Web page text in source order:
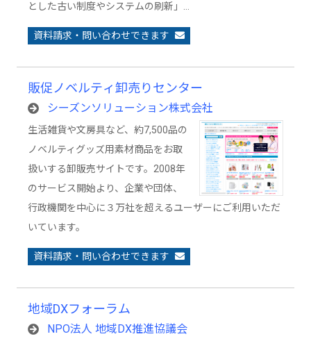
とした古い制度やシステムの刷新」…
資料請求・問い合わせできます
販促ノベルティ卸売りセンター
シーズンソリューション株式会社
生活雑貨や文房具など、約7,500品の
ノベルティグッズ用素材商品をお取
扱いする卸販売サイトです。2008年
のサービス開始より、企業や団体、
行政機関を中心に３万社を超えるユーザーにご利用いただ
いています。
資料請求・問い合わせできます
地域DXフォーラム
NPO法人 地域DX推進協議会